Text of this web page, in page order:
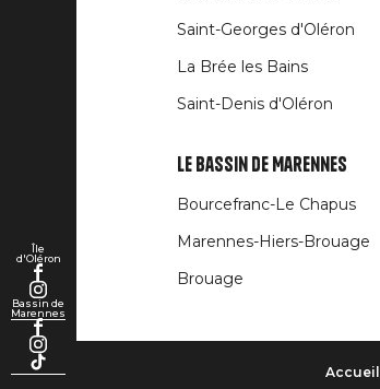
Île
d'Oléron
Bassin de
Marennes
Saint-Georges d'Oléron
La Brée les Bains
Saint-Denis d'Oléron
Le Bassin de Marennes
Bourcefranc-Le Chapus
Marennes-Hiers-Brouage
Brouage
Accueil